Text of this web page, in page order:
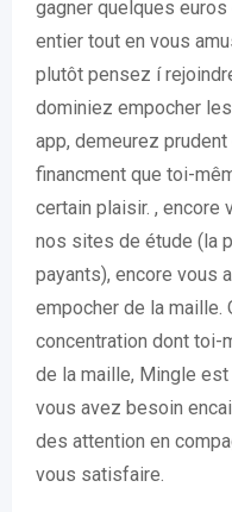
gagner quelques
entier tout en vous
plutôt pensez í
dominiez empocher
app, demeurez
financment que toi-
certain plaisir. ,
nos sites de étude (la
payants), encore vous
empocher de la
concentration dont toi-
de la maille, Mingle
vous avez besoin
des attention en
vous satisfaire.